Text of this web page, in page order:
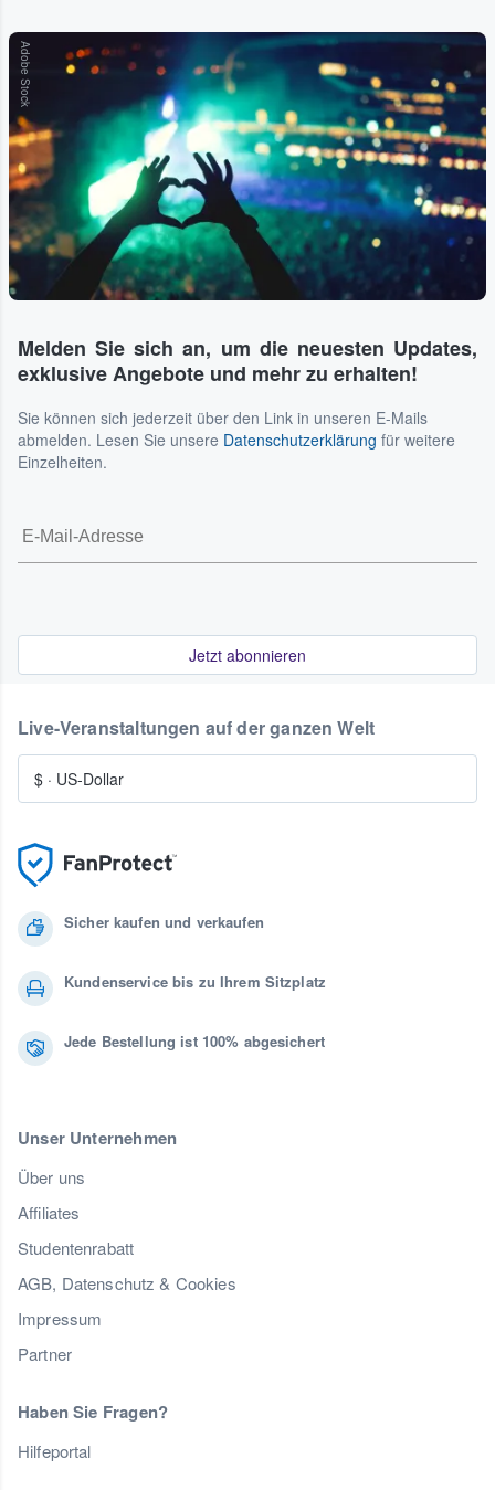
Adobe Stock
Melden Sie sich an, um die neuesten Updates,
exklusive Angebote und mehr zu erhalten!
Sie können sich jederzeit über den Link in unseren E-Mails
abmelden. Lesen Sie unsere Datenschutzerklärung für weitere
Einzelheiten.
Jetzt abonnieren
Sicher kaufen und verkaufen
Kundenservice bis zu Ihrem Sitzplatz
Jede Bestellung ist 100% abgesichert
Unser Unternehmen
Über uns
Affiliates
Studentenrabatt
AGB, Datenschutz & Cookies
Impressum
Partner
Haben Sie Fragen?
Hilfeportal
Live-Veranstaltungen auf der ganzen Welt
$ · US-Dollar